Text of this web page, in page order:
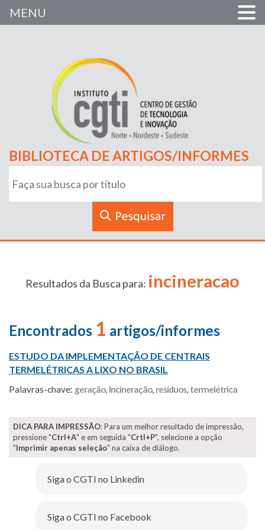
BIBLIOTECA DE ARTIGOS/INFORMES
Resultados da Busca para: incineracao
Encontrados 1 artigos/informes
ESTUDO DA IMPLEMENTAÇÃO DE CENTRAIS
TERMELÉTRICAS A LIXO NO BRASIL
Palavras-chave: geração, Incineração, resíduos, termelétrica
DICA PARA IMPRESSÃO: Para um melhor resultado de impressão,
pressione "Ctrl+A" e em seguida "Crtl+P", selecione a opção
"Imprimir apenas seleção" na caixa de diálogo.
Siga o CGTI no Linkedin
Siga o CGTI no Facebook
MENU